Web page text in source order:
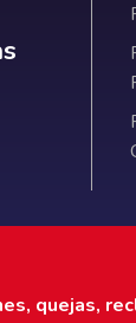
quejas,